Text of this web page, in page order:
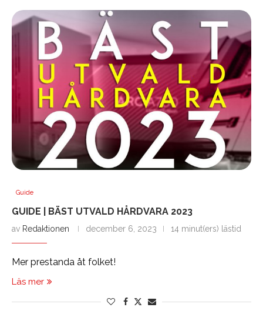
Guide
GUIDE | BÄST UTVALD HÅRDVARA 2023
av Redaktionen december 6, 2023 14 minut(ers) lästid
Mer prestanda åt folket!
Läs mer